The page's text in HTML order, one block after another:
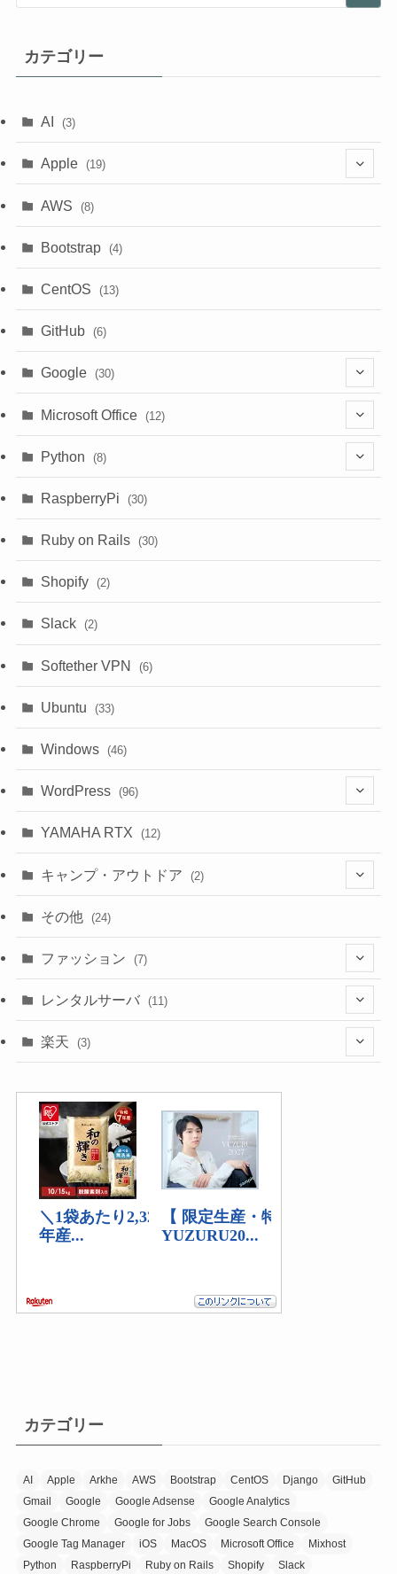
カテゴリー
AI (3)
Apple (19)
(1)
(18)
AWS (8)
Bootstrap (4)
CentOS (13)
GitHub (6)
Google (30)
(6)
(1)
(3)
Microsoft Office (12)
(9)
Python (8)
(1)
RaspberryPi (30)
Ruby on Rails (30)
Shopify (2)
Slack (2)
Softether VPN (6)
Ubuntu (33)
Windows (46)
WordPress (96)
(10)
YAMAHA RTX (12)
キャンプ・アウトドア (2)
(1)
(1)
その他 (24)
ファッション (7)
(3)
レンタルサーバ (11)
(6)
(5)
(2)
楽天 (3)
(2)
カテゴリー
AI Apple Arkhe AWS Bootstrap CentOS Django
GitHub
Gmail
Google Google Adsense
Google Analytics
Google Chrome
Google for Jobs
Google Search Console
Google Tag Manager
iOS MacOS Microsoft Office
Mixhost
Python
RaspberryPi Ruby on Rails Shopify Slack